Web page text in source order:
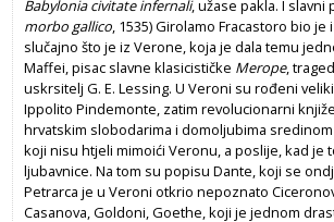
Babylonia civitate infernali, užase pakla. I
morbo gallico , 1535) Girolamo Fracastoro bio
slučajno što je iz Verone, koja je dala temu
Maffei, pisac slavne klasicističke Merope,
uskrsitelj G. E. Lessing. U Veroni su rođeni
Ippolito Pindemonte, zatim revolucionarni
hrvatskim slobodarima i domoljubima
koji nisu htjeli mimoići Veronu, a poslije, kad je
ljubavnice. Na tom su popisu Dante, koji se
Petrarca je u Veroni otkrio nepoznato
Casanova, Goldoni, Goethe, koji je jednom